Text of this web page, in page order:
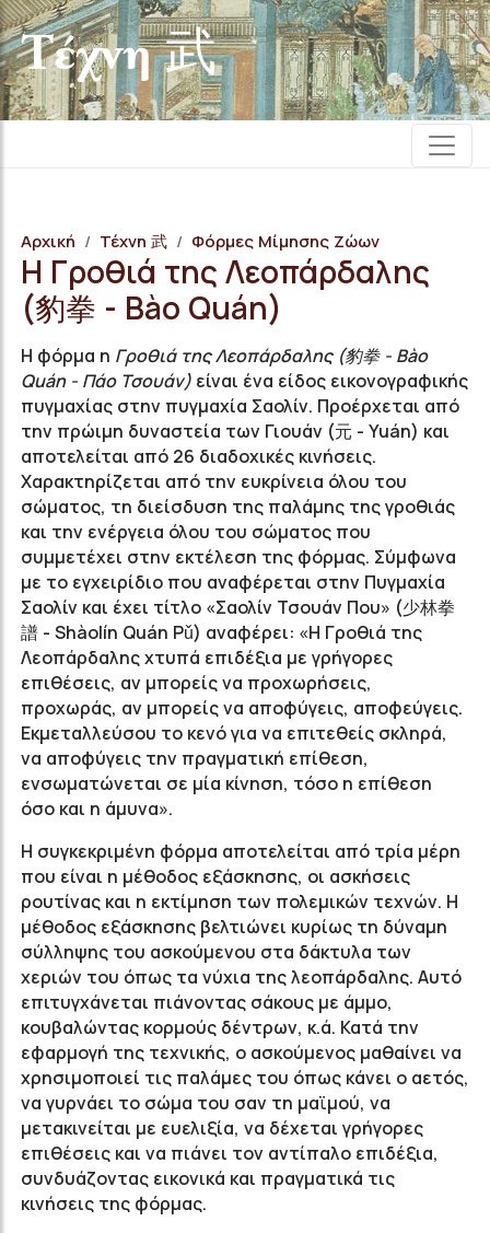
Τέχνη 武
Αρχική Τέχνη 武 Φόρμες Μίμησης Ζώων
Η Γροθιά της Λεοπάρδαλης
(豹拳 - Bào Quán)
Η φόρμα η Γροθιά της Λεοπάρδαλης (豹拳 - Bào
Quán - Πάο Τσουάν) είναι ένα είδος εικονογραφικής
πυγμαχίας στην πυγμαχία Σαολίν. Προέρχεται από
την πρώιμη δυναστεία των Γιουάν (元 - Yuán) και
αποτελείται από 26 διαδοχικές κινήσεις.
Χαρακτηρίζεται από την ευκρίνεια όλου του
σώματος, τη διείσδυση της παλάμης της γροθιάς
και την ενέργεια όλου του σώματος που
συμμετέχει στην εκτέλεση της φόρμας. Σύμφωνα
με το εγχειρίδιο που αναφέρεται στην Πυγμαχία
Σαολίν και έχει τίτλο «Σαολίν Τσουάν Που» (少林拳
譜 - Shàolín Quán Pǔ) αναφέρει: «Η Γροθιά της
Λεοπάρδαλης χτυπά επιδέξια με γρήγορες
επιθέσεις, αν μπορείς να προχωρήσεις,
προχωράς, αν μπορείς να αποφύγεις, αποφεύγεις.
Εκμεταλλεύσου το κενό για να επιτεθείς σκληρά,
να αποφύγεις την πραγματική επίθεση,
ενσωματώνεται σε μία κίνηση, τόσο η επίθεση
όσο και η άμυνα».
Η συγκεκριμένη φόρμα αποτελείται από τρία μέρη
που είναι η μέθοδος εξάσκησης, οι ασκήσεις
ρουτίνας και η εκτίμηση των πολεμικών τεχνών. Η
μέθοδος εξάσκησης βελτιώνει κυρίως τη δύναμη
σύλληψης του ασκούμενου στα δάκτυλα των
χεριών του όπως τα νύχια της λεοπάρδαλης. Αυτό
επιτυγχάνεται πιάνοντας σάκους με άμμο,
κουβαλώντας κορμούς δέντρων, κ.ά. Κατά την
εφαρμογή της τεχνικής, ο ασκούμενος μαθαίνει να
χρησιμοποιεί τις παλάμες του όπως κάνει ο αετός,
να γυρνάει το σώμα του σαν τη μαϊμού, να
μετακινείται με ευελιξία, να δέχεται γρήγορες
επιθέσεις και να πιάνει τον αντίπαλο επιδέξια,
συνδυάζοντας εικονικά και πραγματικά τις
κινήσεις της φόρμας.